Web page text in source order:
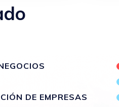
DE EMPRESAS